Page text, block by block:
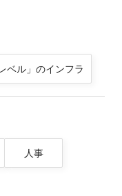
ベル」のインフラ
人事